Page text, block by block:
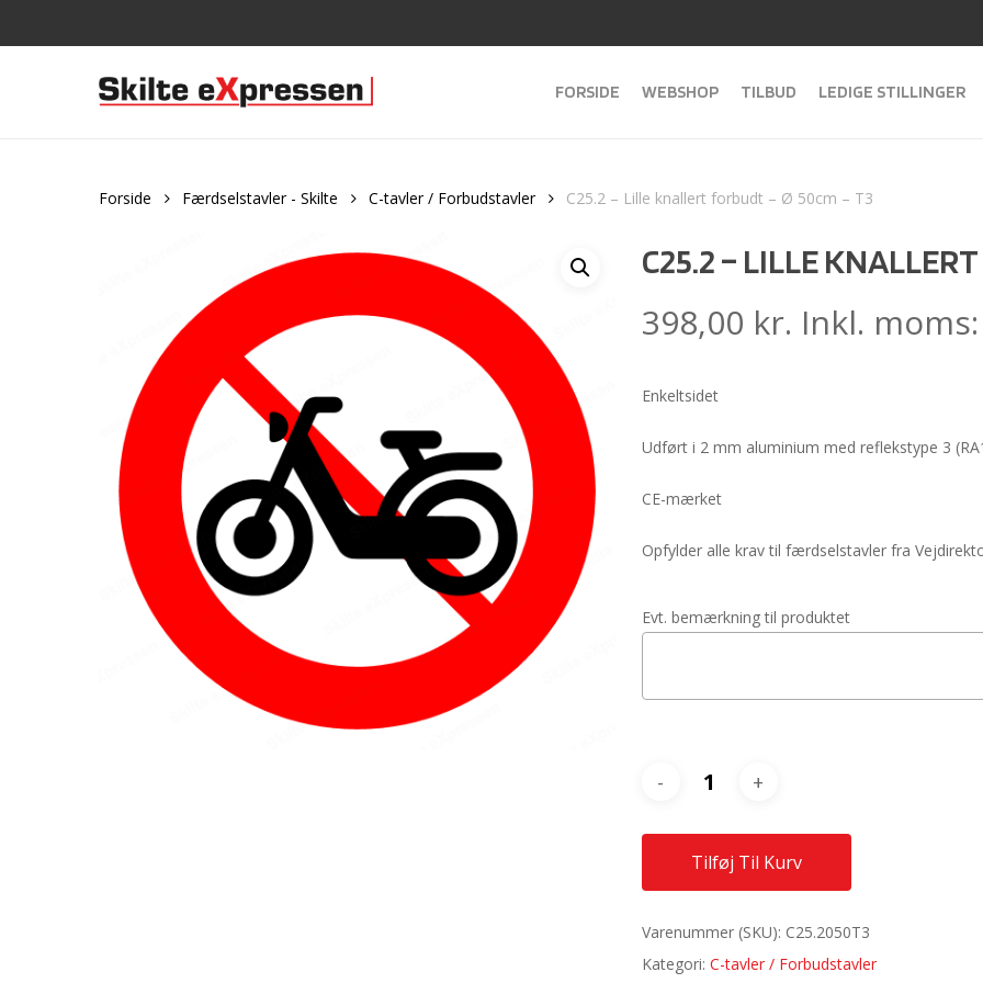
to
Hit enter to search or ESC to close
FORSIDE WEBSHOP TILBUD LEDIGE STILLINGER
Forside Færdselstavler - Skilte C-tavler / Forbudstavler C25.2 – Lille knallert forbudt – Ø 50cm – T3
C25.2 – LILLE
398,00 kr. Inkl. moms:
Enkeltsidet
Udført i 2 mm aluminium med reflekstype 3
CE-mærket
Opfylder alle krav til færdselstavler fra
Evt. bemærkning til produktet
Tilføj Til Kurv
Varenummer (SKU): C25.2050T3
Kategori: C-tavler / Forbudstavler